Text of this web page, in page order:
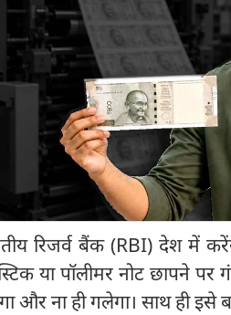
रिजर्व बैंक (RBI) देश में
या पॉलीमर नोट छापने
और ना ही गलेगा। साथ ही